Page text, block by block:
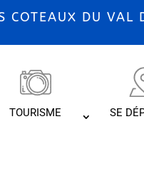
COTEAUX DU VAL
TOURISME SE